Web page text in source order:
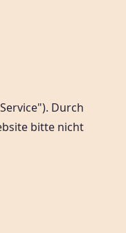
Durch
bitte nicht